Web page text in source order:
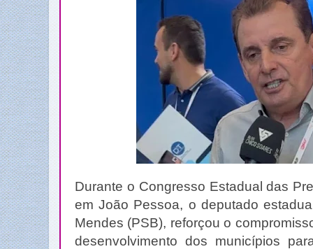
Durante o Congresso Estadual das
em João Pessoa, o deputado
Mendes (PSB), reforçou o
desenvolvimento dos municípios